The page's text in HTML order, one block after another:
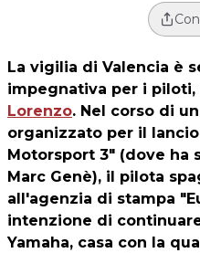
La vigilia di Valencia è
impegnativa per i
Lorenzo. Nel corso di
organizzato per il
Motorsport 3" (dove ha
Marc Genè), il pilota
all'agenzia di stampa
intenzione di
Yamaha, casa con la